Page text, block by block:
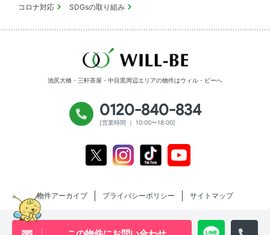
コロナ対応
SDGsの取り組み
池尻大橋・三軒茶屋・中目黒周辺エリアの物件はウィル・ビーへ
0120-840-834
[営業時間 ｜ 10:00〜18:00]
Instagram Tiktok
物件アーカイブ プライバシーポリシー サイトマップ